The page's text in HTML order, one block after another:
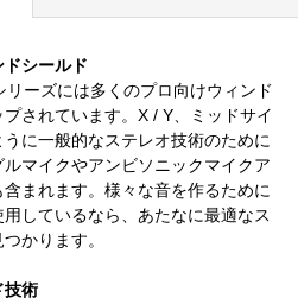
シールド
ーズには多くのプロ向けウィンド
されています。X / Y、ミッドサイ
に一般的なステレオ技術のために
マイクやアンビソニックマイクア
まれます。様々な音を作るために
しているなら、あたなに最適なス
かります。
技術